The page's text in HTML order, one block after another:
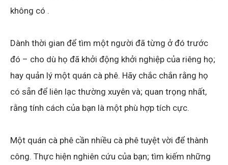
không có .
Dành thời gian để tìm một người đã từng ở đó trước
đó – cho dù họ đã khởi động khởi nghiệp của riêng họ;
hay quản lý một quán cà phê. Hãy chắc chắn rằng họ
có sẵn để liên lạc thường xuyên và; quan trọng nhất,
rằng tính cách của bạn là một phù hợp tích cực.
Một quán cà phê cần nhiều cà phê tuyệt vời để thành
công. Thực hiện nghiên cứu của bạn; tìm kiếm những